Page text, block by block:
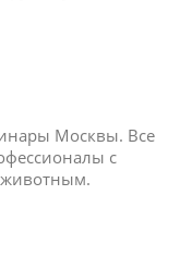
Москвы. Все
с